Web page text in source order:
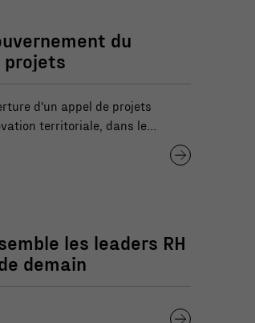
du
projets
d'un appel de projets
territoriale, dans le
les leaders RH
demain